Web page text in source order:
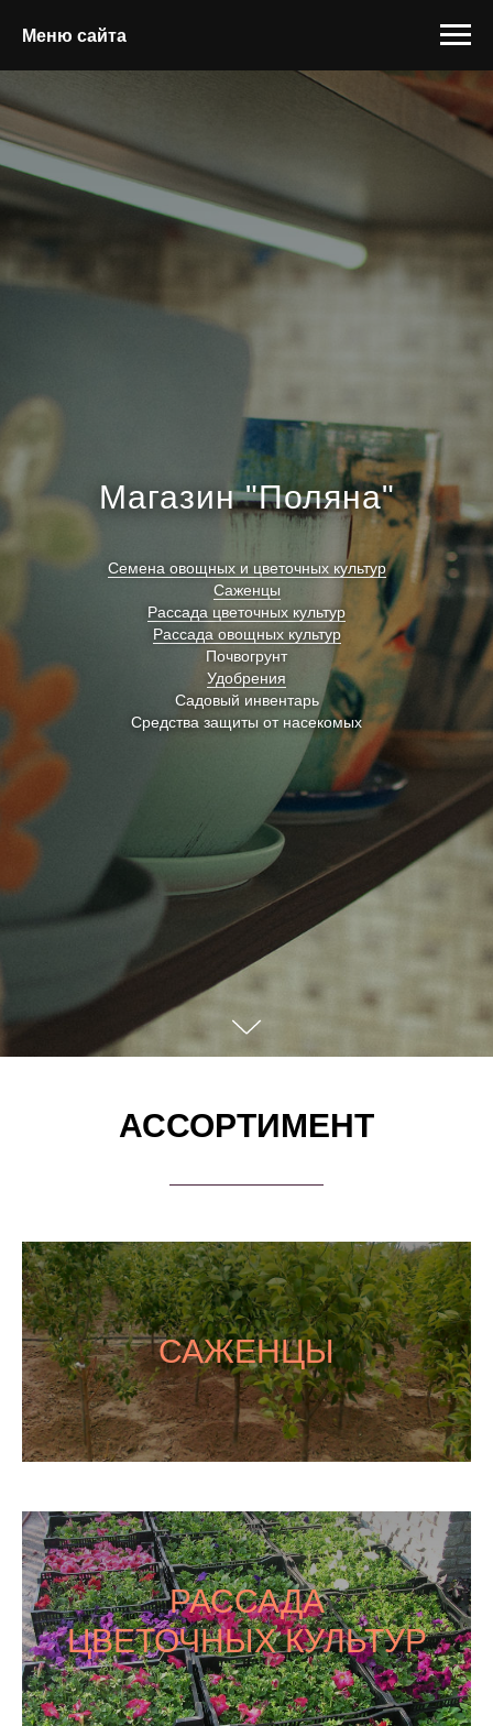
Меню сайта
Магазин "Поляна"
Семена овощных и цветочных культур
Саженцы
Рассада цветочных культур
Рассада овощных культур
Почвогрунт
Удобрения
Садовый инвентарь
Средства защиты от насекомых
АССОРТИМЕНТ
САЖЕНЦЫ
РАССАДА
ЦВЕТОЧНЫХ КУЛЬТУР